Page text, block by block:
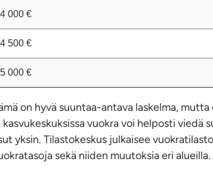
4 000 €
4 500 €
5 000 €
on hyvä suuntaa-antava laskelma,
kasvukeskuksissa vuokra voi helposti viedä
yksin. Tilastokeskus julkaisee
sekä niiden muutoksia eri alueilla.